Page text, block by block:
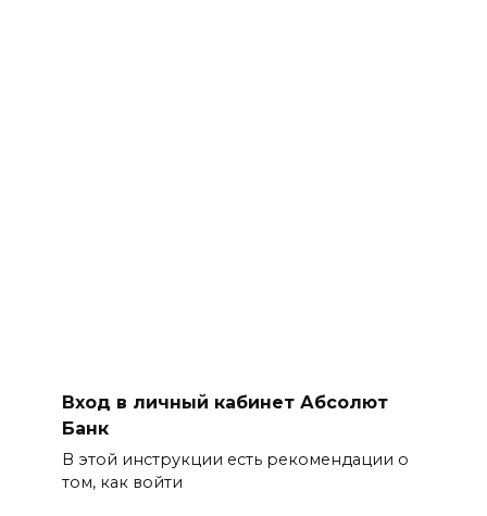
Вход в личный кабинет Абсолют
Банк
В этой инструкции есть рекомендации о
том, как войти